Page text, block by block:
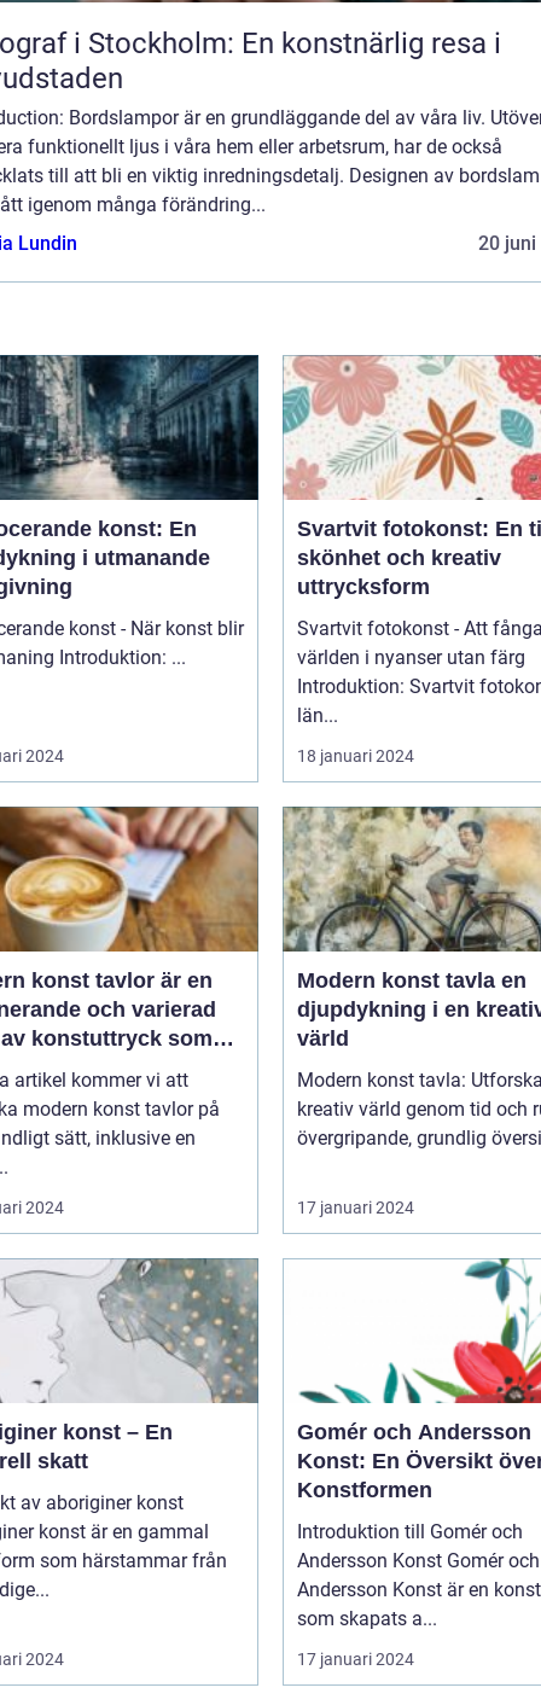
i Stockholm: En konstnärlig resa i
Bordslampor är en grundläggande del av våra liv.
funktionellt ljus i våra hem eller arbetsrum, har de också
till att bli en viktig inredningsdetalj. Designen av
igenom många förändring...
Lundin
20 juni
konst: En
i utmanande
konst - När konst blir
till utmaning Introduktion: ...
2024
Svartvit fotokonst: En
skönhet och kreativ
uttrycksform
Svartvit fotokonst - Att
världen i nyanser utan färg
Introduktion: Svartvit
län...
18 januari 2024
konst tavlor är en
och varierad
konstuttryck som
till sig både
och konstälskare
världen
artikel kommer vi att
modern konst tavlor på
sätt, inklusive en
2024
Modern konst tavla en
djupdykning i en
värld
Modern konst tavla:
kreativ värld genom tid och
övergripande, grundlig
17 januari 2024
konst – En
skatt
av aboriginer konst
konst är en gammal
som härstammar från
2024
Gomér och Andersson
Konst: En Översikt
Konstformen
Introduktion till Gomér och
Andersson Konst Gomér och
Andersson Konst är en
som skapats a...
17 januari 2024